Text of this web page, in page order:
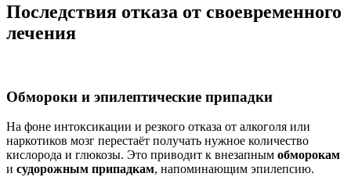
Последствия отказа от своевременного
лечения
Обмороки и эпилептические припадки
На фоне интоксикации и резкого отказа от алкоголя или
наркотиков мозг перестаёт получать нужное количество
кислорода и глюкозы. Это приводит к внезапным обморокам
и судорожным припадкам, напоминающим эпилепсию.